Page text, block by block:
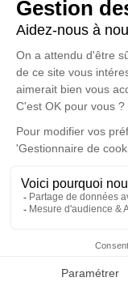
Faire-part
Un service de
Cérémonie
mercredi
des Esses
Morne des